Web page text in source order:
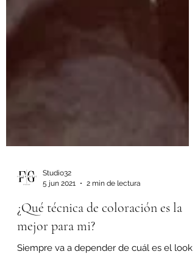
5 jun 2021
2 min de lectura
¿Qué técnica de coloración es la
mejor para mi?